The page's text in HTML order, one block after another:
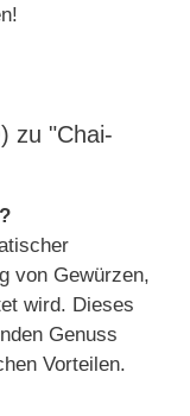
zu "Chai-
von Gewürzen,
wird. Dieses
Genuss
Vorteilen.